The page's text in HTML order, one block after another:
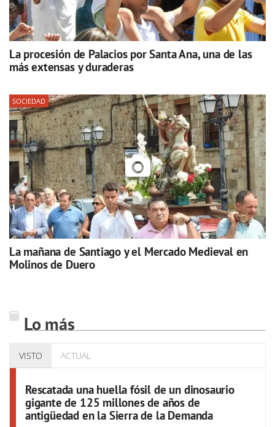
La procesión de Palacios por Santa Ana, una de las
más extensas y duraderas
SOCIEDAD
La mañana de Santiago y el Mercado Medieval en
Molinos de Duero
Lo más
VISTO ACTUAL
Rescatada una huella fósil de un dinosaurio
gigante de 125 millones de años de
antigüedad en la Sierra de la Demanda